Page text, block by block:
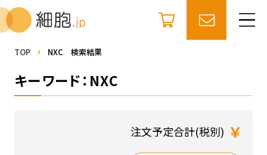
TOP NXC 検索結果
キーワード：NXC
注文予定合計(税別) ￥